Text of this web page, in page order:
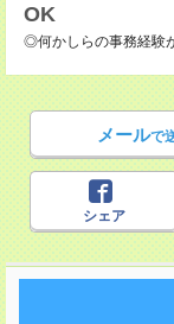
OK
◎何かしらの事務経験
メールで
シェア